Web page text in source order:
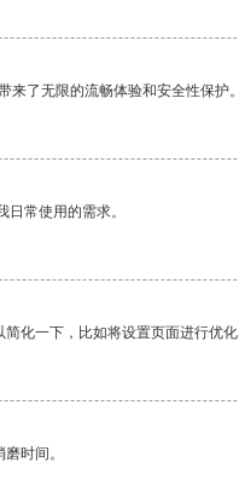
来了无限的流畅体验和安全性保护
常使用的需求。
化一下，比如将设置页面进行优
时间。